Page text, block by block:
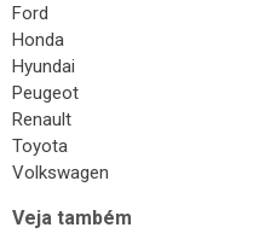
Ford
Honda
Hyundai
Peugeot
Renault
Toyota
Volkswagen
Veja também